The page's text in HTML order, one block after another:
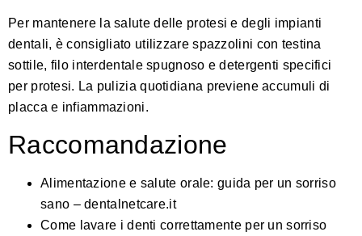
Per mantenere la salute delle protesi e degli impianti
dentali, è consigliato utilizzare spazzolini con testina
sottile, filo interdentale spugnoso e detergenti specifici
per protesi. La pulizia quotidiana previene accumuli di
placca e infiammazioni.
Raccomandazione
Alimentazione e salute orale: guida per un sorriso
sano – dentalnetcare.it
Come lavare i denti correttamente per un sorriso